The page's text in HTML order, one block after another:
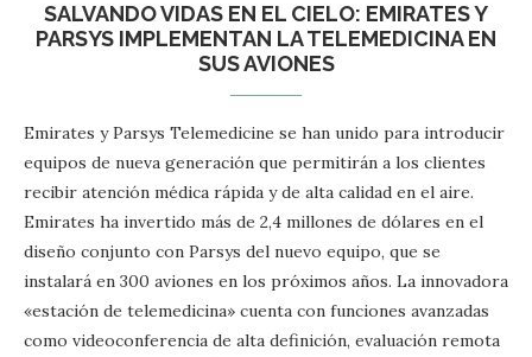
SALVANDO VIDAS EN EL CIELO: EMIRATES Y
PARSYS IMPLEMENTAN LA TELEMEDICINA EN
SUS AVIONES
Emirates y Parsys Telemedicine se han unido para introducir
equipos de nueva generación que permitirán a los clientes
recibir atención médica rápida y de alta calidad en el aire.
Emirates ha invertido más de 2,4 millones de dólares en el
diseño conjunto con Parsys del nuevo equipo, que se
instalará en 300 aviones en los próximos años. La innovadora
«estación de telemedicina» cuenta con funciones avanzadas
como videoconferencia de alta definición, evaluación remota